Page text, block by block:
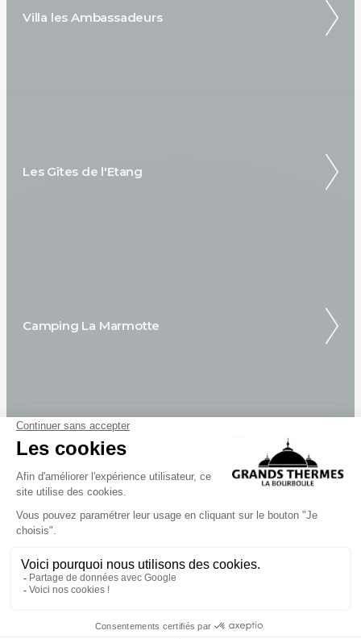
Villa les Ambassadeurs
Les Gîtes de l'Etang
Camping La Marmotte
Camping Les Clarines
Camping les Coux